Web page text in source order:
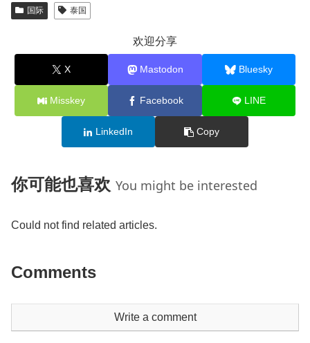
国际 泰国
欢迎分享
X Mastodon Bluesky
Misskey Facebook LINE
LinkedIn Copy
你可能也喜欢 You might be interested
Could not find related articles.
Comments
Write a comment